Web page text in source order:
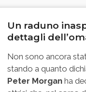
Un raduno
dettagli
Non sono ancora
stando a quanto
Peter Morgan ha